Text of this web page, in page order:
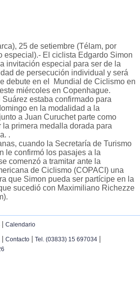
25 de setiembre (Télam, por
especial).- El ciclista Edgardo Simon
invitación especial para ser de la
de persecución individual y será
debute en el Mundial de Ciclismo en
miércoles en Copenhague.
estaba confirmado para
en la modalidad a la
a Juan Curuchet parte como
primera medalla dorada para
.
cuando la Secretaría de Turismo
le confirmó los pasajes a la
comenzó a tramitar ante la
de Ciclismo (COPACI) una
que Simon pueda ser partícipe en la
sucedió con Maximiliano Richezze
| Calendario
| Contacto | Tel. (03833) 15 697034 |